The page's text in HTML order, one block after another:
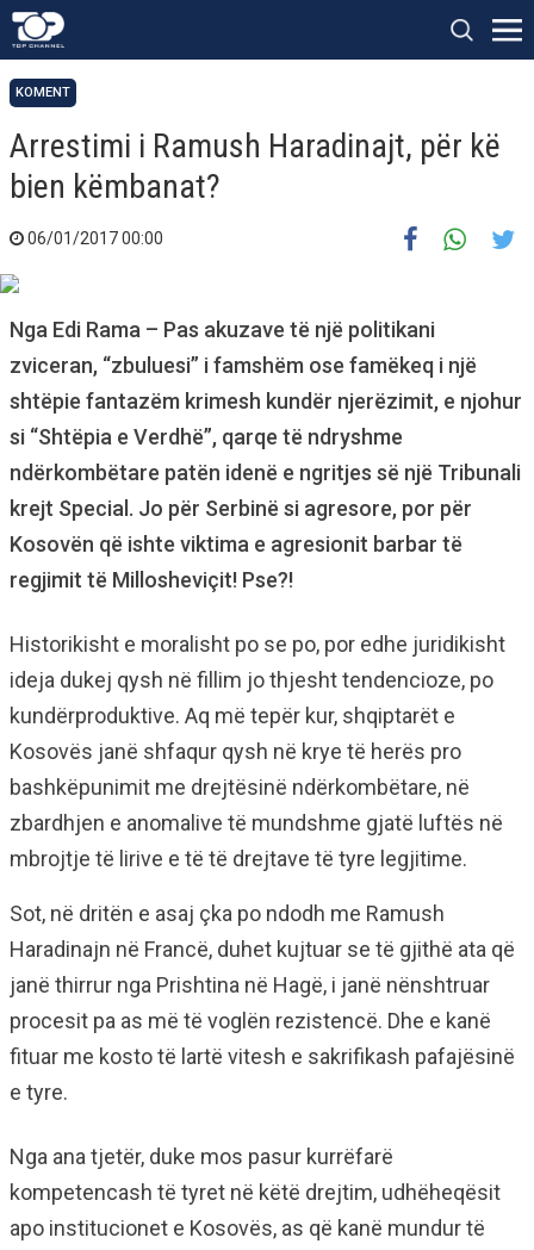
KOMENT
Arrestimi i Ramush Haradinajt, për kë
bien këmbanat?
06/01/2017 00:00
Nga Edi Rama – Pas akuzave të një politikani
zviceran, “zbuluesi” i famshëm ose famëkeq i një
shtëpie fantazëm krimesh kundër njerëzimit, e njohur
si “Shtëpia e Verdhë”, qarqe të ndryshme
ndërkombëtare patën idenë e ngritjes së një Tribunali
krejt Special. Jo për Serbinë si agresore, por për
Kosovën që ishte viktima e agresionit barbar të
regjimit të Millosheviçit! Pse?!
Historikisht e moralisht po se po, por edhe juridikisht
ideja dukej qysh në fillim jo thjesht tendencioze, po
kundërproduktive. Aq më tepër kur, shqiptarët e
Kosovës janë shfaqur qysh në krye të herës pro
bashkëpunimit me drejtësinë ndërkombëtare, në
zbardhjen e anomalive të mundshme gjatë luftës në
mbrojtje të lirive e të të drejtave të tyre legjitime.
Sot, në dritën e asaj çka po ndodh me Ramush
Haradinajn në Francë, duhet kujtuar se të gjithë ata që
janë thirrur nga Prishtina në Hagë, i janë nënshtruar
procesit pa as më të voglën rezistencë. Dhe e kanë
fituar me kosto të lartë vitesh e sakrifikash pafajësinë
e tyre.
Nga ana tjetër, duke mos pasur kurrëfarë
kompetencash të tyret në këtë drejtim, udhëheqësit
apo institucionet e Kosovës, as që kanë mundur të